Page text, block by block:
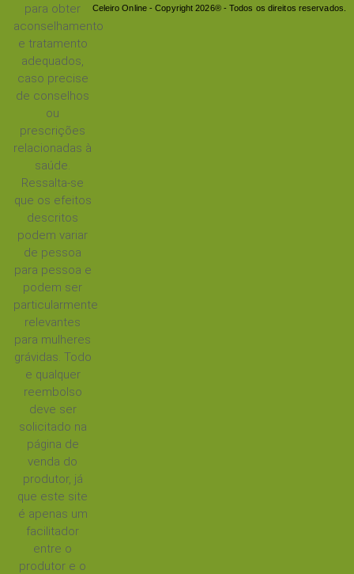
para obter
aconselhamento
e tratamento
adequados,
caso precise
de conselhos
ou
prescrições
relacionadas à
saúde.
Ressalta-se
que os efeitos
descritos
podem variar
de pessoa
para pessoa e
podem ser
particularmente
relevantes
para mulheres
grávidas. Todo
e qualquer
reembolso
deve ser
solicitado na
página de
venda do
produtor, já
que este site
é apenas um
facilitador
entre o
produtor e o
Celeiro Online - Copyright 2026® - Todos os direitos reservados.